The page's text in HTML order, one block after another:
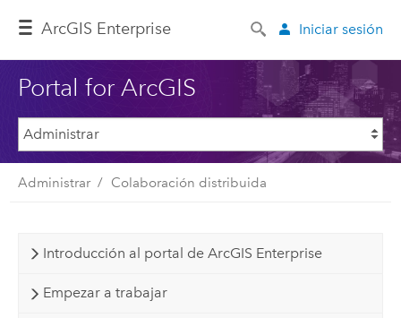
ArcGIS Enterprise Iniciar sesión
Portal for ArcGIS
Administrar Colaboración distribuida
Introducción al portal de ArcGIS Enterprise
Empezar a trabajar